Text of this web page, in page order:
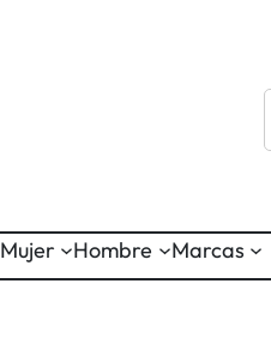
r
Mujer Hombre Marcas